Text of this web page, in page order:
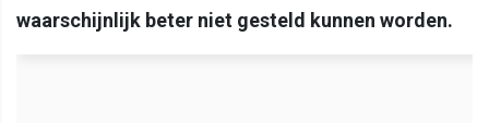
waarschijnlijk beter niet gesteld kunnen worden.